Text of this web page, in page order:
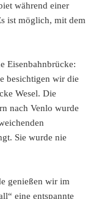
während einer
ist möglich, mit dem
Eisenbahnbrücke:
besichtigen wir die
Wesel. Die
nach Venlo wurde
Sie wurde nie
genießen wir im
eine entspannte